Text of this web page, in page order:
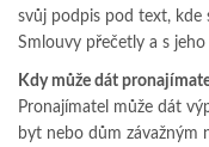
svůj podpis pod text, kde
Smlouvy přečetly a s
Kdy může dát
Pronajímatel může dát
byt nebo dům závažným